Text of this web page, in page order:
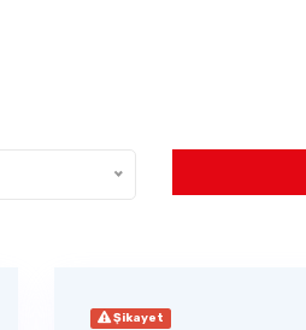
Şikayet